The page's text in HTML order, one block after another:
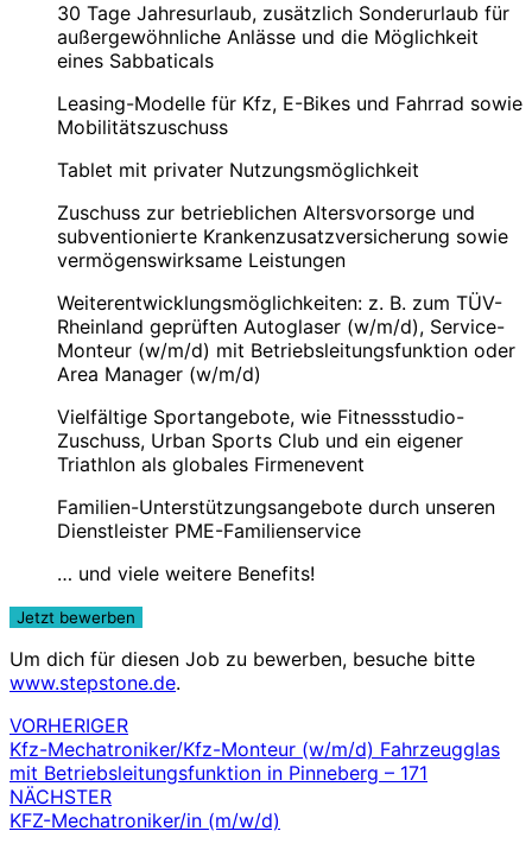
30 Tage Jahresurlaub, zusätzlich Sonderurlaub für
außergewöhnliche Anlässe und die Möglichkeit
eines Sabbaticals
Leasing-Modelle für Kfz, E-Bikes und Fahrrad sowie
Mobilitätszuschuss
Tablet mit privater Nutzungsmöglichkeit
Zuschuss zur betrieblichen Altersvorsorge und
subventionierte Krankenzusatzversicherung sowie
vermögenswirksame Leistungen
Weiterentwicklungsmöglichkeiten: z. B. zum TÜV-
Rheinland geprüften Autoglaser (w/m/d), Service-
Monteur (w/m/d) mit Betriebsleitungsfunktion oder
Area Manager (w/m/d)
Vielfältige Sportangebote, wie Fitnessstudio-
Zuschuss, Urban Sports Club und ein eigener
Triathlon als globales Firmenevent
Familien-Unterstützungsangebote durch unseren
Dienstleister PME-Familienservice
… und viele weitere Benefits!
Um dich für diesen Job zu bewerben, besuche bitte
www.stepstone.de.
Beitragsnavigation
VORHERIGER
Kfz-Mechatroniker/Kfz-Monteur (w/m/d) Fahrzeugglas
mit Betriebsleitungsfunktion in Pinneberg – 171
NÄCHSTER
KFZ-Mechatroniker/in (m/w/d)